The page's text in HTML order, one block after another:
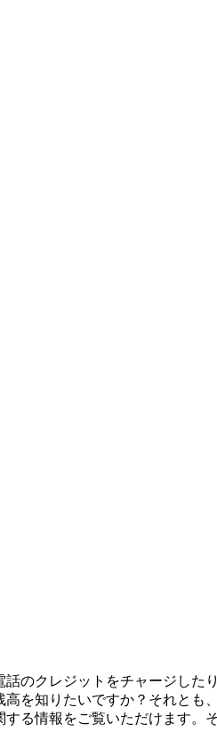
のクレジットをチャージし
を知りたいですか？それと
る情報をご覧いただけます。